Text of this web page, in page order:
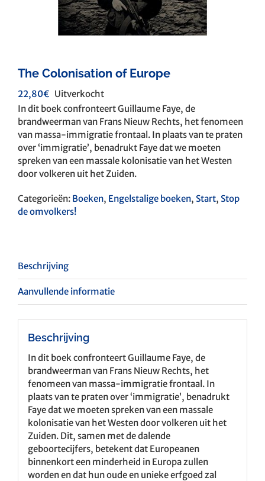
The Colonisation of Europe
22,80€ Uitverkocht
In dit boek confronteert Guillaume Faye, de
brandweerman van Frans Nieuw Rechts, het fenomeen
van massa-immigratie frontaal. In plaats van te praten
over ‘immigratie’, benadrukt Faye dat we moeten
spreken van een massale kolonisatie van het Westen
door volkeren uit het Zuiden.
Categorieën: Boeken, Engelstalige boeken, Start, Stop
de omvolkers!
Beschrijving
Aanvullende informatie
Beschrijving
In dit boek confronteert Guillaume Faye, de
brandweerman van Frans Nieuw Rechts, het
fenomeen van massa-immigratie frontaal. In
plaats van te praten over ‘immigratie’, benadrukt
Faye dat we moeten spreken van een massale
kolonisatie van het Westen door volkeren uit het
Zuiden. Dit, samen met de dalende
geboortecijfers, betekent dat Europeanen
binnenkort een minderheid in Europa zullen
worden en dat hun oude en unieke erfgoed zal